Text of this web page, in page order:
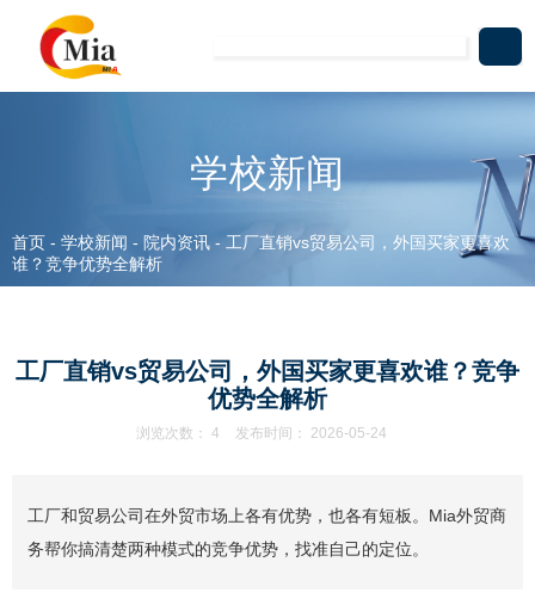
学校新闻
首页 - 学校新闻 - 院内资讯 - 工厂直销vs贸易公司，外国买家更喜欢
谁？竞争优势全解析
工厂直销vs贸易公司，外国买家更喜欢谁？竞争
优势全解析
浏览次数： 4 发布时间： 2026-05-24
工厂和贸易公司在外贸市场上各有优势，也各有短板。Mia外贸商
务帮你搞清楚两种模式的竞争优势，找准自己的定位。